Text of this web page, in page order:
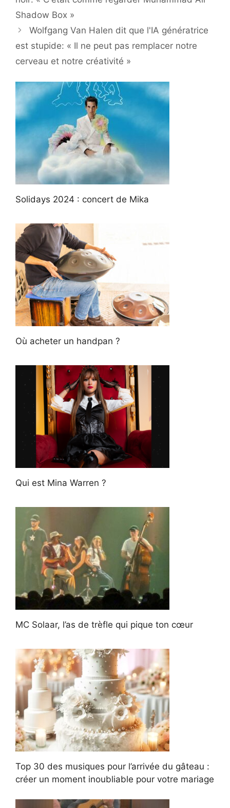
Shadow Box »
Wolfgang Van Halen dit que l'IA génératrice
est stupide: « Il ne peut pas remplacer notre
cerveau et notre créativité »
Solidays 2024 : concert de Mika
Où acheter un handpan ?
Qui est Mina Warren ?
MC Solaar, l’as de trèfle qui pique ton cœur
Top 30 des musiques pour l’arrivée du gâteau :
créer un moment inoubliable pour votre mariage